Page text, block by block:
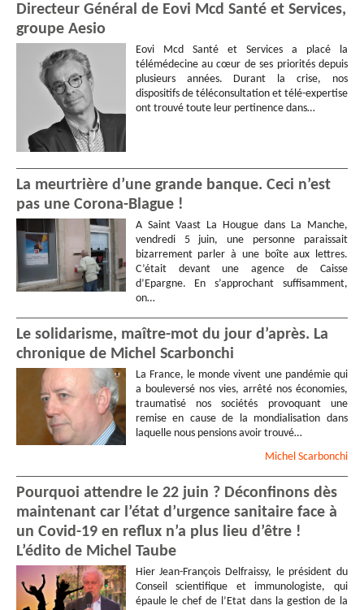
Directeur Général de Eovi Mcd Santé et Services,
groupe Aesio
Eovi Mcd Santé et Services a placé la
télémédecine au cœur de ses priorités depuis
plusieurs années. Durant la crise, nos
dispositifs de téléconsultation et télé-expertise
ont trouvé toute leur pertinence dans…
La meurtrière d’une grande banque. Ceci n’est
pas une Corona-Blague !
A Saint Vaast La Hougue dans La Manche,
vendredi 5 juin, une personne paraissait
bizarrement parler à une boîte aux lettres.
C’était devant une agence de Caisse
d’Epargne. En s’approchant suffisamment,
on…
Le solidarisme, maître-mot du jour d’après. La
chronique de Michel Scarbonchi
La France, le monde vivent une pandémie qui
a bouleversé nos vies, arrêté nos économies,
traumatisé nos sociétés provoquant une
remise en cause de la mondialisation dans
laquelle nous pensions avoir trouvé…
Michel Scarbonchi
Pourquoi attendre le 22 juin ? Déconfinons dès
maintenant car l’état d’urgence sanitaire face à
un Covid-19 en reflux n’a plus lieu d’être !
L’édito de Michel Taube
Hier Jean-François Delfraissy, le président du
Conseil scientifique et immunologiste, qui
épaule le chef de l’Etat dans la gestion de la